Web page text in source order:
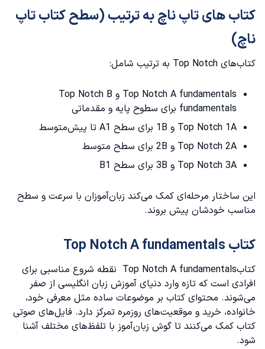
کتاب های تاپ ناچ به ترتیب (سطح کتاب تاپ
ناچ)
کتاب‌های Top Notch به ترتیب شامل:
Top Notch A fundamentals و Top Notch B
fundamentals برای سطوح پایه و مقدماتی
Top Notch 1A و 1B برای سطح A1 تا پیش‌متوسط
Top Notch 2A و 2B برای سطح متوسط
Top Notch 3A و 3B برای سطح B1
این ساختار مرحله‌ای کمک می‌کند زبان‌آموزان با سرعت و سطح
مناسب خودشان پیش بروند.
کتاب Top Notch A fundamentals
کتابTop Notch A fundamentals نقطه شروع مناسبی برای
افرادی است که تازه وارد دنیای آموزش زبان انگلیسی از صفر
می‌شوند. محتوای کتاب بر موضوعات ساده مثل معرفی خود،
خانواده، خرید و موقعیت‌های روزمره تمرکز دارد. فایل‌های صوتی
کتاب کمک می‌کنند تا گوش زبان‌آموز با تلفظ‌های مختلف آشنا
شود.